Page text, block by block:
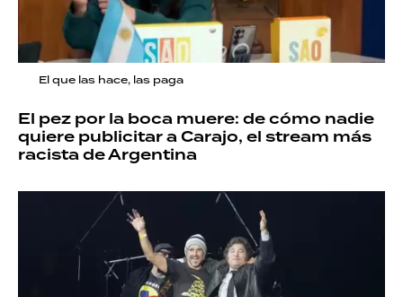
El que las hace, las paga
El pez por la boca muere: de cómo nadie
quiere publicitar a Carajo, el stream más
racista de Argentina